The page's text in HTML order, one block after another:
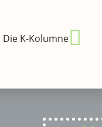
Die K-Kolumne